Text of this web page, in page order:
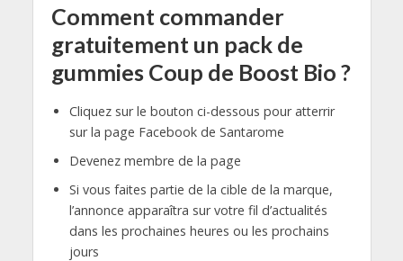
Comment commander
gratuitement un pack de
gummies Coup de Boost Bio ?
Cliquez sur le bouton ci-dessous pour atterrir
sur la page Facebook de Santarome
Devenez membre de la page
Si vous faites partie de la cible de la marque,
l’annonce apparaîtra sur votre fil d’actualités
dans les prochaines heures ou les prochains
jours